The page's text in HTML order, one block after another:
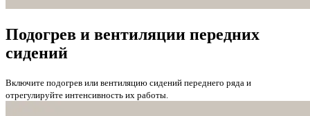
Подогрев и вентиляции передних
сидений
Включите подогрев или вентиляцию сидений переднего ряда и
отрегулируйте интенсивность их работы.